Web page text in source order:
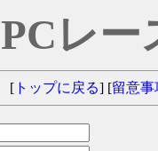
PCレー
[ トップに戻る] [留意事